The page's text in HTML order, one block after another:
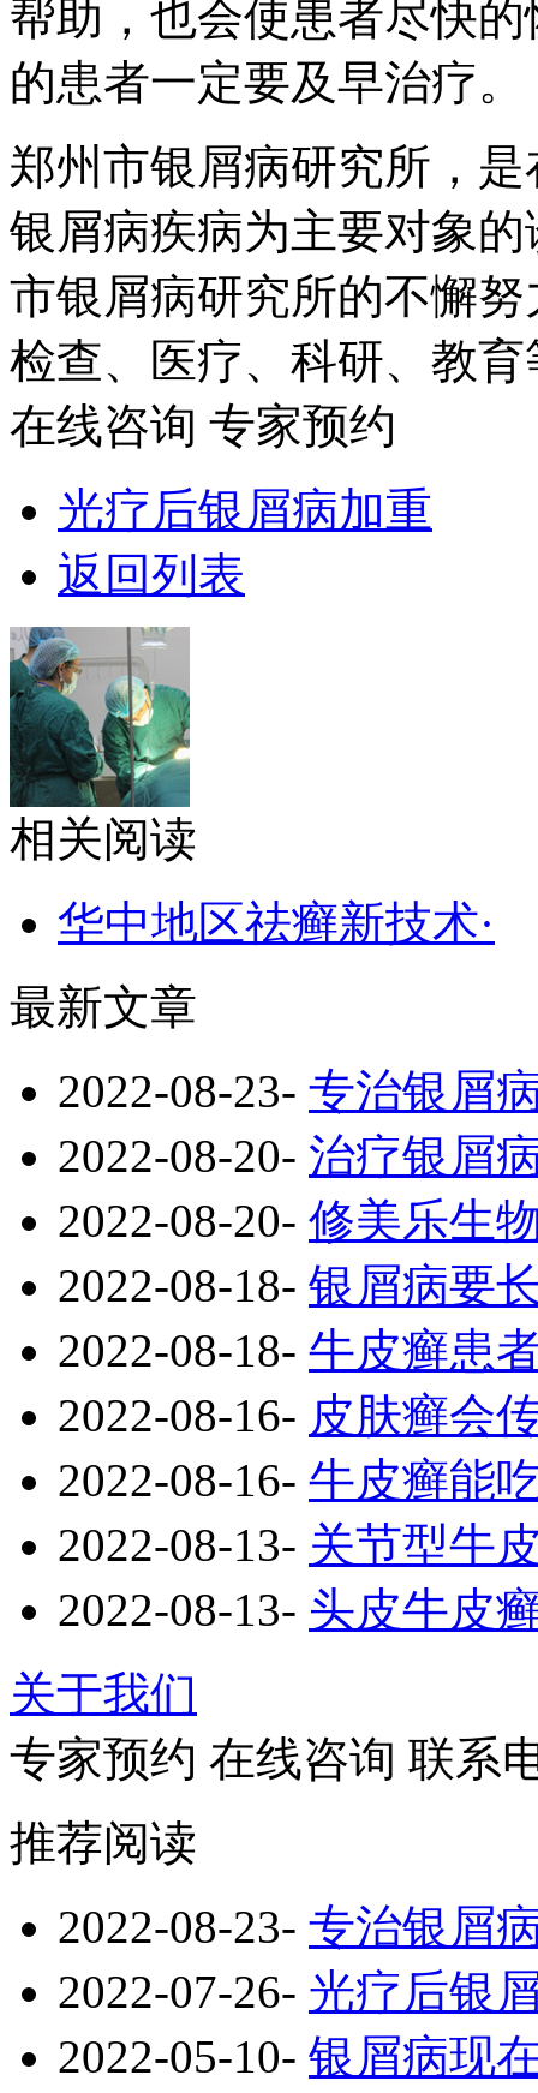
帮助，也会使患者尽快
的患者一定要及早治疗。
郑州市银屑病研究所，
银屑病疾病为主要对象
市银屑病研究所的不懈
检查、医疗、科研、教育
在线咨询 专家预约
光疗后银屑病加重
返回列表
相关阅读
华中地区祛癣新技术·
最新文章
2022-08-23- 专治银屑
2022-08-20- 治疗银屑
2022-08-20- 修美乐生
2022-08-18- 银屑病要
2022-08-18- 牛皮癣患
2022-08-16- 皮肤癣会
2022-08-16- 牛皮癣能
2022-08-13- 关节型牛
2022-08-13- 头皮牛皮
关于我们
专家预约 在线咨询 联系
推荐阅读
2022-08-23- 专治银屑
2022-07-26- 光疗后银
2022-05-10- 银屑病现